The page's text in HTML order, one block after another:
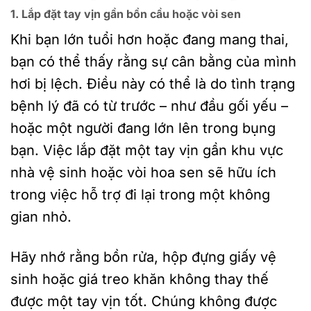
1. Lắp đặt tay vịn gần bồn cầu hoặc vòi sen
Khi bạn lớn tuổi hơn hoặc đang mang thai,
bạn có thể thấy rằng sự cân bằng của mình
hơi bị lệch. Điều này có thể là do tình trạng
bệnh lý đã có từ trước – như đầu gối yếu –
hoặc một người đang lớn lên trong bụng
bạn. Việc lắp đặt một tay vịn gần khu vực
nhà vệ sinh hoặc vòi hoa sen sẽ hữu ích
trong việc hỗ trợ đi lại trong một không
gian nhỏ.
Hãy nhớ rằng bồn rửa, hộp đựng giấy vệ
sinh hoặc giá treo khăn không thay thế
được một tay vịn tốt. Chúng không được